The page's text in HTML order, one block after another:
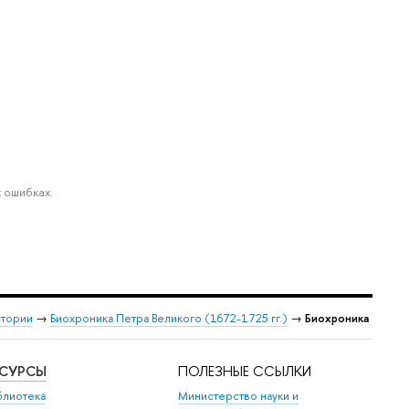
→ Биохроника Петра Великого (1672-1725 гг.) → Биохроника
ПОЛЕЗНЫЕ ССЫЛКИ
Министерство науки и